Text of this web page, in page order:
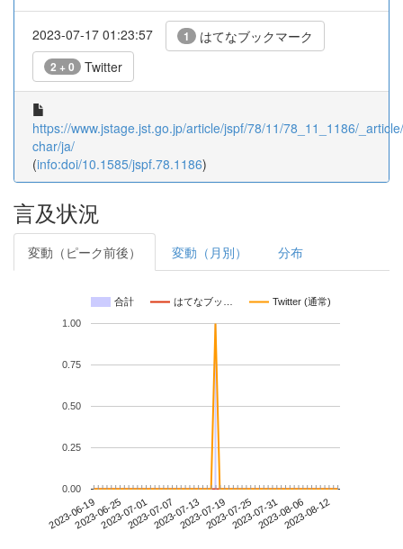
2023-07-17 01:23:57 1 はてなブックマーク
2 + 0 Twitter
https://www.jstage.jst.go.jp/article/jspf/78/11/78_11_1186/
char/ja/
(info:doi/10.1585/jspf.78.1186)
言及状況
変動（ピーク前後） 変動（月別） 分布
合計 はてなブッ… Twitter (通常)
2023-06-192023-06-252023-07-012023-07-072023-07-132023-07-192023-07-252023-07-312023-08-062023-08-12
0.00
0.25
0.50
0.75
1.00